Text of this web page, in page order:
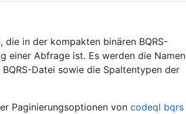
in der kompakten binären BQRS-
einer Abfrage ist. Es werden die Namen
Datei sowie die Spaltentypen der
Paginierungsoptionen von codeql bqrs